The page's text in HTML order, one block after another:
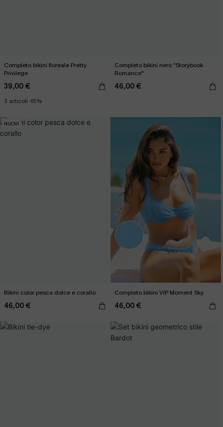
Completo bikini floreale Pretty
Privilege
39,00 €
3 articoli -15%
Completo bikini nero "Storybook
Romance"
46,00 €
NUOVI
Bikini color pesca dolce e corallo
46,00 €
Completo bikini VIP Moment Sky
46,00 €